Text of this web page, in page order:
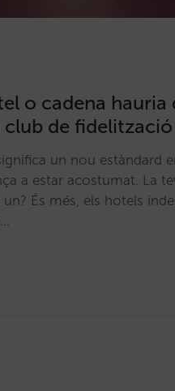
o cadena hauria
de fidelització
un nou estàndard
a estar acostumat. La
És més, els hotels